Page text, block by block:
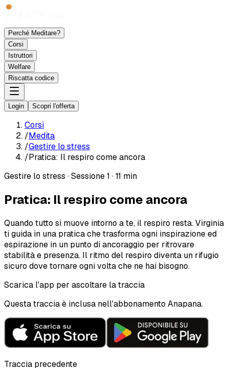
Perché Meditare?
Corsi
Istruttori
Welfare
Riscatta codice
Login Scopri l'offerta
Corsi
/Medita
/Gestire lo stress
/Pratica: Il respiro come ancora
Gestire lo stress ·Sessione 1 ·11 min
Pratica: Il respiro come ancora
Quando tutto si muove intorno a te, il respiro resta. Virginia
ti guida in una pratica che trasforma ogni inspirazione ed
espirazione in un punto di ancoraggio per ritrovare
stabilità e presenza. Il ritmo del respiro diventa un rifugio
sicuro dove tornare ogni volta che ne hai bisogno.
Scarica l'app per ascoltare la traccia
Questa traccia è inclusa nell'abbonamento Anapana.
Traccia precedente